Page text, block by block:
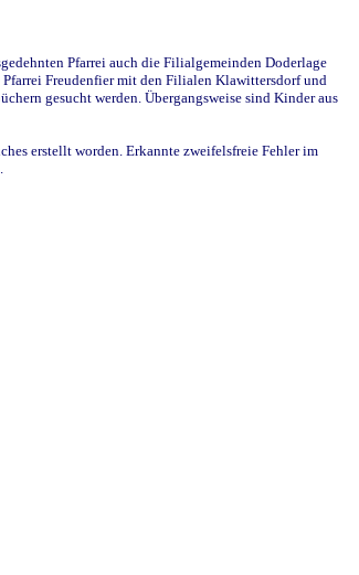
Pfarrei auch die Filialgemeinden Doderlage
Freudenfier mit den Filialen Klawittersdorf und
gesucht werden. Übergangsweise sind Kinder aus
erstellt worden. Erkannte zweifelsfreie Fehler im